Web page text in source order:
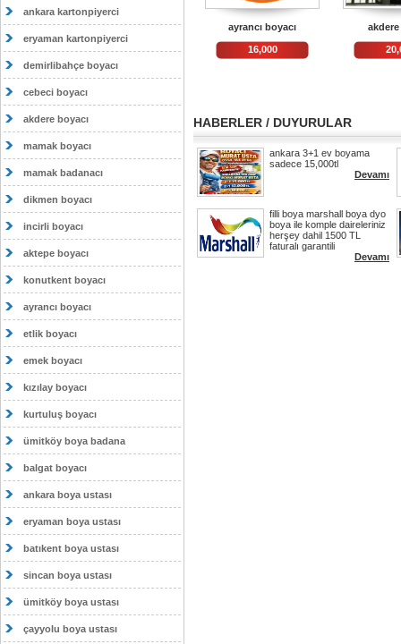
ankara kartonpiyerci
eryaman kartonpiyerci
demirlibahçe boyacı
cebeci boyacı
akdere boyacı
mamak boyacı
mamak badanacı
dikmen boyacı
incirli boyacı
aktepe boyacı
konutkent boyacı
ayrancı boyacı
etlik boyacı
emek boyacı
kızılay boyacı
kurtuluş boyacı
ümitköy boya badana
balgat boyacı
ankara boya ustası
eryaman boya ustası
batıkent boya ustası
sincan boya ustası
ümitköy boya ustası
çayyolu boya ustası
ayrancı boyacı
16,000
akdere
HABERLER / DUYURULAR
ankara 3+1 ev boyama
sadece 15,000tl
Devamı
filli boya marshall boya dyo
boya ile komple daireleriniz
herşey dahil 1500 TL
faturalı garantili
Devamı